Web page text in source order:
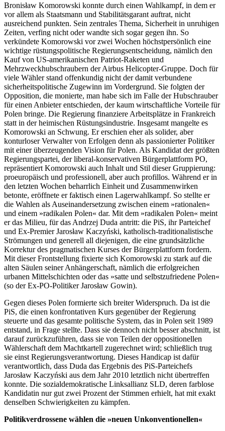
Bronisław Komorowski konnte durch einen Wahlkampf, in dem er
vor allem als Staatsmann und Stabilitätsgarant auftrat, nicht
ausreichend punkten. Sein zentrales Thema, Sicherheit in unruhigen
Zeiten, verfing nicht oder wandte sich sogar gegen ihn. So
verkündete Komorowski vor zwei Wochen höchstpersönlich eine
wichtige rüstungspolitische Regierungsentscheidung, nämlich den
Kauf von US-amerikanischen Patriot-Raketen und
Mehrzweckhubschraubern der Airbus Helicopter-Gruppe. Doch für
viele Wähler stand offenkundig nicht der damit verbundene
sicherheitspolitische Zugewinn im Vordergrund. Sie folgten der
Opposition, die monierte, man habe sich im Falle der Hubschrauber
für einen Anbieter entschieden, der kaum wirtschaftliche Vorteile für
Polen bringe. Die Regierung finanziere Arbeitsplätze in Frankreich
statt in der heimischen Rüstungsindustrie. Insgesamt mangelte es
Komorowski an Schwung. Er erschien eher als solider, aber
konturloser Verwalter von Erfolgen denn als passionierter Politiker
mit einer überzeugenden Vision für Polen. Als Kandidat der größten
Regierungspartei, der liberal-konservativen Bürgerplattform PO,
repräsentiert Komorowski auch Inhalt und Stil dieser Gruppierung:
proeuropäisch und professionell, aber auch profillos. Während er in
den letzten Wochen beharrlich Einheit und Zusammenwirken
betonte, eröffnete er faktisch einen Lagerwahlkampf. So stellte er
die Wahlen als Auseinandersetzung zwischen einem »rationalen«
und einem »radikalen Polen« dar. Mit dem »radikalen Polen« meint
er das Milieu, für das Andrzej Duda antritt: die PiS, ihr Parteichef
und Ex-Premier Jarosław Kaczyński, katholisch-traditionalistische
Strömungen und generell all diejenigen, die eine grundsätzliche
Korrektur des pragmatischen Kurses der Bürgerplattform fordern.
Mit dieser Frontstellung fixierte sich Komorowski zu stark auf die
alten Säulen seiner Anhängerschaft, nämlich die erfolgreichen
urbanen Mittelschichten oder das »satte und selbstzufriedene Polen«
(so der Ex-PO-Politiker Jarosław Gowin).
Gegen dieses Polen formierte sich breiter Widerspruch. Da ist die
PiS, die einen konfrontativen Kurs gegenüber der Regierung
steuerte und das gesamte politische System, das in Polen seit 1989
entstand, in Frage stellte. Dass sie dennoch nicht besser abschnitt, ist
darauf zurückzuführen, dass sie von Teilen der oppositionellen
Wählerschaft dem Machtkartell zugerechnet wird; schließlich trug
sie einst Regierungsverantwortung. Dieses Handicap ist dafür
verantwortlich, dass Duda das Ergebnis des PiS-Parteichefs
Jarosław Kaczyński aus dem Jahr 2010 letztlich nicht übertreffen
konnte. Die sozialdemokratische Linksallianz SLD, deren farblose
Kandidatin nur gut zwei Prozent der Stimmen erhielt, hat mit exakt
denselben Schwierigkeiten zu kämpfen.
Politikverdrossene wählen die »neuen Unkonventionellen«